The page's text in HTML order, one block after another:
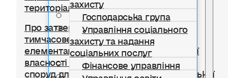
Господарська група
Управління соціального
захисту та надання
соціальних послуг
Фінансове управління
територіальної громади
Про затвердження Положення про
тимчасове користування окремими
елементами благоустрою комунальної
власності для розміщення тимчасових
споруд для провадження підприємницької